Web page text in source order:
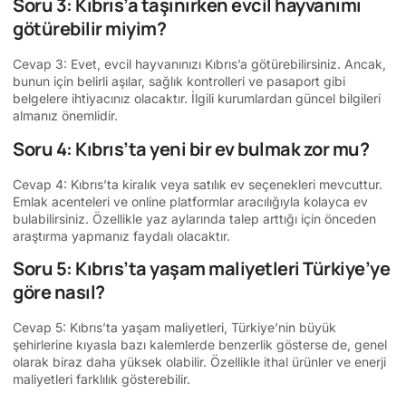
Soru 3: Kıbrıs’a taşınırken evcil hayvanımı
götürebilir miyim?
Cevap 3: Evet, evcil hayvanınızı Kıbrıs’a götürebilirsiniz. Ancak,
bunun için belirli aşılar, sağlık kontrolleri ve pasaport gibi
belgelere ihtiyacınız olacaktır. İlgili kurumlardan güncel bilgileri
almanız önemlidir.
Soru 4: Kıbrıs’ta yeni bir ev bulmak zor mu?
Cevap 4: Kıbrıs’ta kiralık veya satılık ev seçenekleri mevcuttur.
Emlak acenteleri ve online platformlar aracılığıyla kolayca ev
bulabilirsiniz. Özellikle yaz aylarında talep arttığı için önceden
araştırma yapmanız faydalı olacaktır.
Soru 5: Kıbrıs’ta yaşam maliyetleri Türkiye’ye
göre nasıl?
Cevap 5: Kıbrıs’ta yaşam maliyetleri, Türkiye’nin büyük
şehirlerine kıyasla bazı kalemlerde benzerlik gösterse de, genel
olarak biraz daha yüksek olabilir. Özellikle ithal ürünler ve enerji
maliyetleri farklılık gösterebilir.